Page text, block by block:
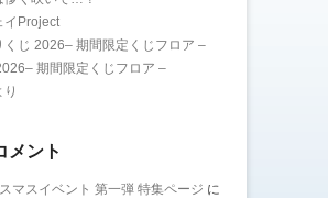
イProject
くじ 2026– 期間限定くじフロア –
期間限定くじフロア –
メント
マスイベント 第一弾 特集ページ に